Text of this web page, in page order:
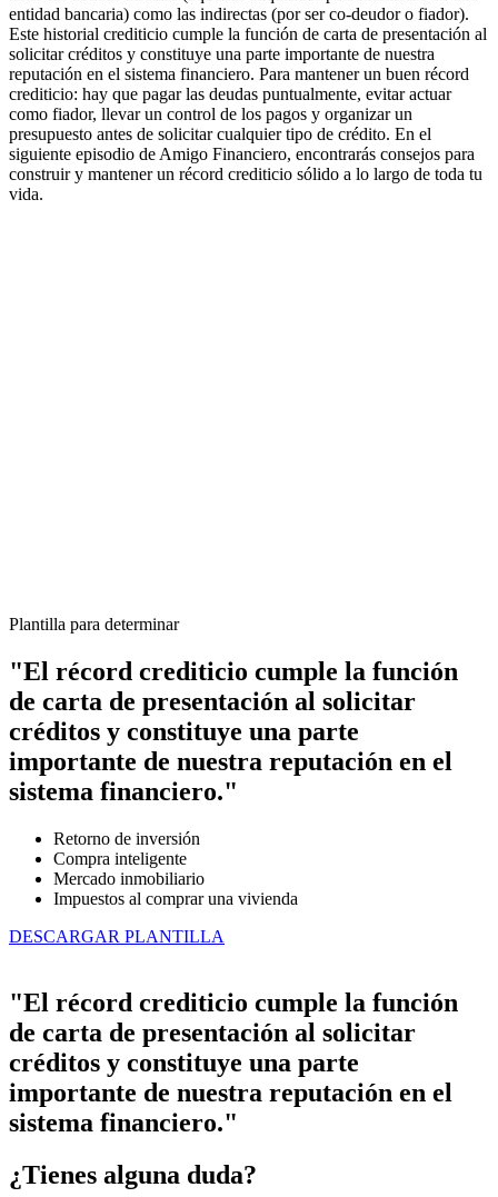
entidad bancaria) como las indirectas (por ser co-deudor o fiador).
Este historial crediticio cumple la función de carta de presentación al
solicitar créditos y constituye una parte importante de nuestra
reputación en el sistema financiero. Para mantener un buen récord
crediticio: hay que pagar las deudas puntualmente, evitar actuar
como fiador, llevar un control de los pagos y organizar un
presupuesto antes de solicitar cualquier tipo de crédito. En el
siguiente episodio de Amigo Financiero, encontrarás consejos para
construir y mantener un récord crediticio sólido a lo largo de toda tu
vida.
Plantilla para determinar
"El récord crediticio cumple la función
de carta de presentación al solicitar
créditos y constituye una parte
importante de nuestra reputación en el
sistema financiero."
Retorno de inversión
Compra inteligente
Mercado inmobiliario
Impuestos al comprar una vivienda
DESCARGAR PLANTILLA
"El récord crediticio cumple la función
de carta de presentación al solicitar
créditos y constituye una parte
importante de nuestra reputación en el
sistema financiero."
¿Tienes alguna duda?